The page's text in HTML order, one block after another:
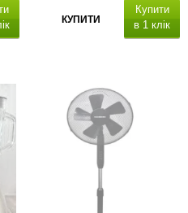
КУПИТИ
Купити
в 1 клік